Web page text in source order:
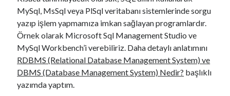
Haziran 2013
Mayıs 2013
Nisan 2013
Mart 2013
Kasım 2012
Ekim 2012
Eylül 2012
Ağustos 2012
MySql, MsSql veya PlSql veritabanı sistemlerinde sorgu
yazıp işlem yapmamıza imkan sağlayan programlardır.
Örnek olarak Microsoft Sql Management Studio ve
MySql Workbench’i verebiliriz. Daha detaylı anlatımını
RDBMS (Relational Database Management System) ve
DBMS (Database Management System) Nedir? başlıklı
yazımda yaptım.